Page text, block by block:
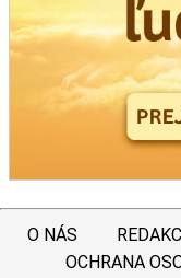
O NÁS
OCHRANA